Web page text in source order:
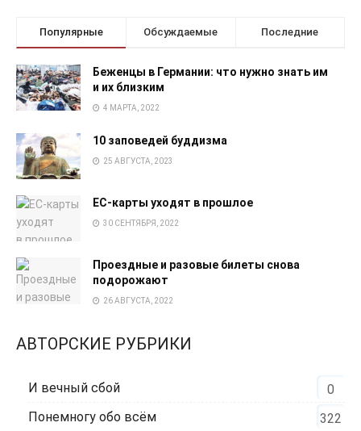
Популярные Обсуждаемые Последние
Беженцы в Германии: что нужно знать им
и их близким
4 МАРТА, 2022
10 заповедей буддизма
25 АВГУСТА, 2023
EC-карты уходят в прошлое
30 СЕНТЯБРЯ, 2022
Проездные и разовые билеты снова
подорожают
26 АВГУСТА, 2022
АВТОРСКИЕ РУБРИКИ
И вечный сбой
0
Понемногу обо всём
322